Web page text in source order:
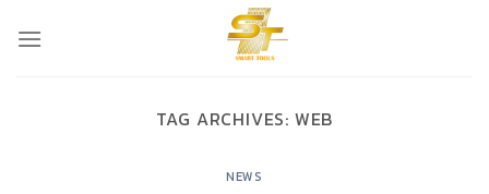
TAG ARCHIVES: WEB
NEWS